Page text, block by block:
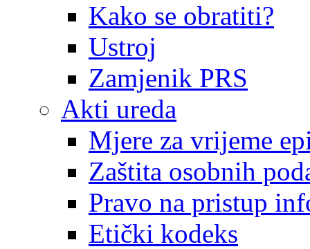
Kako se obratiti?
Ustroj
Zamjenik PRS
Akti ureda
Mjere za vrijeme
Zaštita osobnih
Pravo na pristup
Etički kodeks